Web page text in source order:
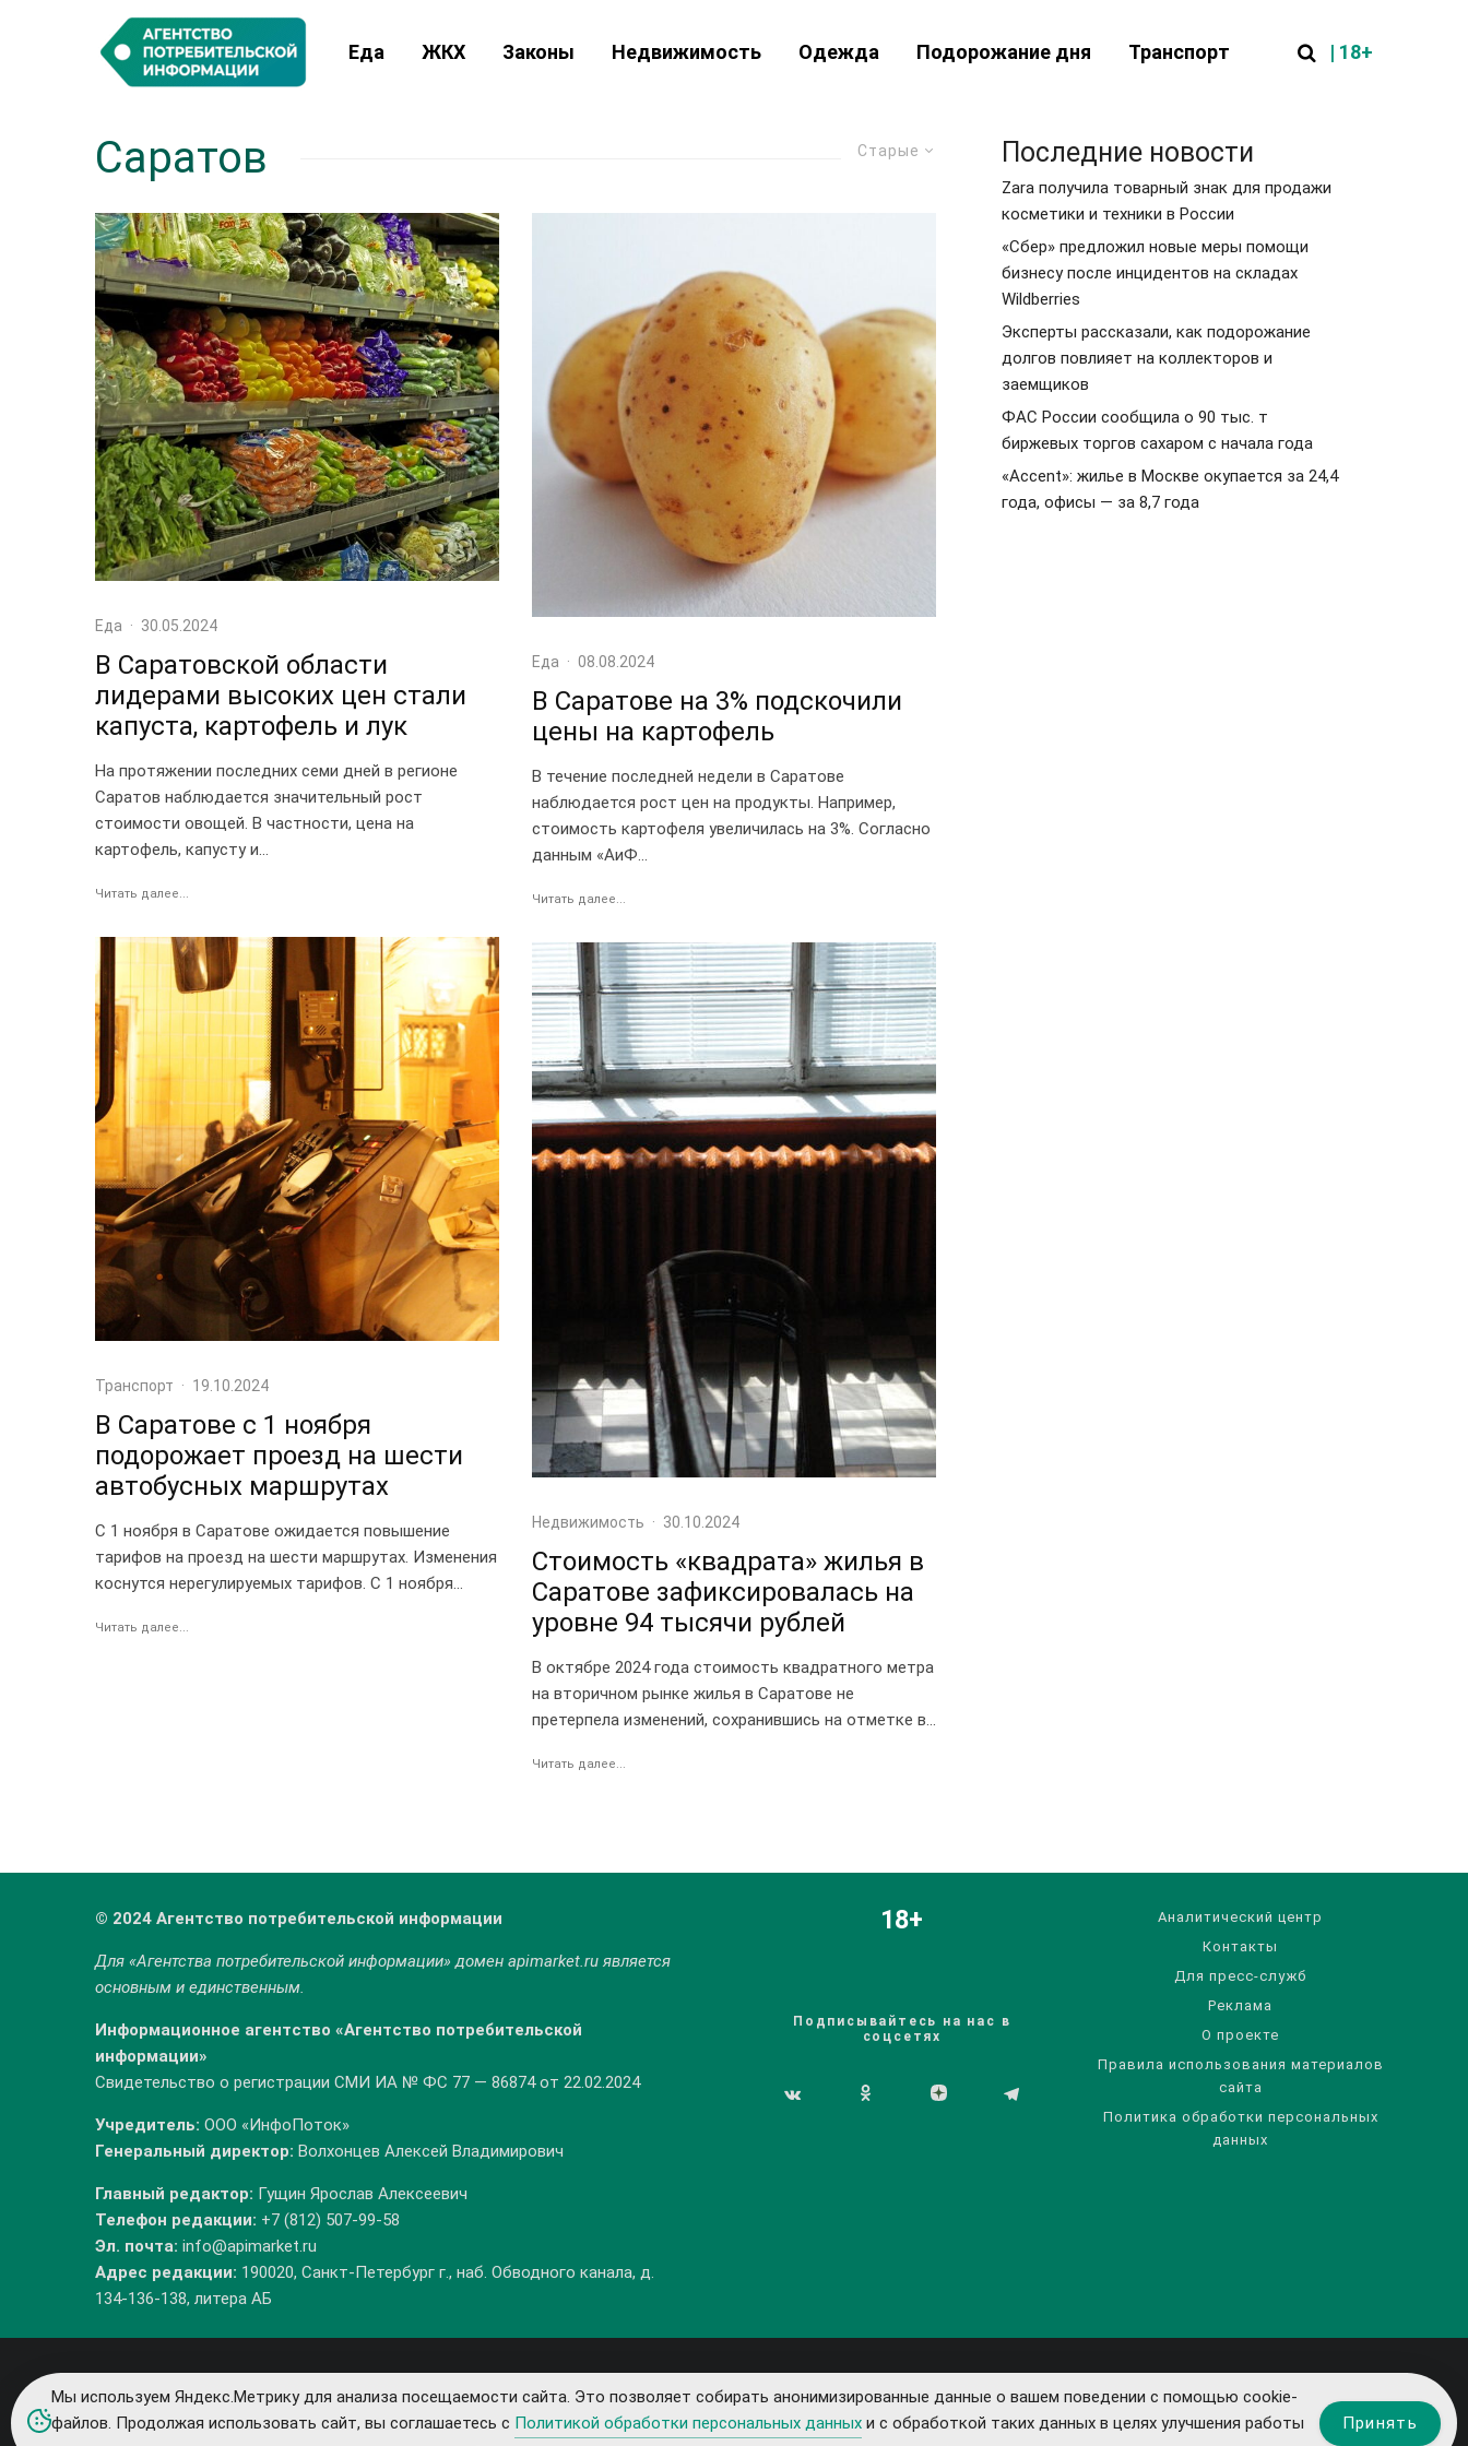
Еда ЖКХ Законы Недвижимость Одежда Подорожание дня Транспорт | 18+
Старые
Саратов
Еда · 30.05.2024
В Саратовской области
лидерами высоких цен стали
капуста, картофель и лук
На протяжении последних семи дней в регионе
Саратов наблюдается значительный рост
стоимости овощей. В частности, цена на
картофель, капусту и...
Читать далее...
Транспорт · 19.10.2024
В Саратове с 1 ноября
подорожает проезд на шести
автобусных маршрутах
С 1 ноября в Саратове ожидается повышение
тарифов на проезд на шести маршрутах. Изменения
коснутся нерегулируемых тарифов. С 1 ноября...
Читать далее...
Еда · 08.08.2024
В Саратове на 3% подскочили
цены на картофель
В течение последней недели в Саратове
наблюдается рост цен на продукты. Например,
стоимость картофеля увеличилась на 3%. Согласно
данным «АиФ...
Читать далее...
Недвижимость · 30.10.2024
Стоимость «квадрата» жилья в
Саратове зафиксировалась на
уровне 94 тысячи рублей
В октябре 2024 года стоимость квадратного метра
на вторичном рынке жилья в Саратове не
претерпела изменений, сохранившись на отметке в...
Читать далее...
Последние новости
Zara получила товарный знак для продажи
косметики и техники в России
«Сбер» предложил новые меры помощи
бизнесу после инцидентов на складах
Wildberries
Эксперты рассказали, как подорожание
долгов повлияет на коллекторов и
заемщиков
ФАС России сообщила о 90 тыс. т
биржевых торгов сахаром с начала года
«Accent»: жилье в Москве окупается за 24,4
года, офисы — за 8,7 года
© 2024 Агентство потребительской информации
Для «Агентства потребительской информации» домен apimarket.ruявляется
основным и единственным.
Информационное агентство «Агентство потребительской
информации»
Свидетельство о регистрации СМИ ИА № ФС 77 — 86874 от 22.02.2024
Учредитель: ООО «ИнфоПоток»
Генеральный директор: Волхонцев Алексей Владимирович
Главный редактор: Гущин Ярослав Алексеевич
Телефон редакции: +7 (812) 507-99-58
Эл. почта: info@apimarket.ru
Адрес редакции: 190020, Санкт-Петербург г., наб. Обводного канала, д.
134-136-138, литера АБ
18+
Подписывайтесь на нас в
соцсетях
Аналитический центр
Контакты
Для пресс-служб
Реклама
О проекте
Правила использования материалов
сайта
Политика обработки персональных
данных
Мы используем Яндекс.Метрику для анализа посещаемости сайта. Это позволяет собирать анонимизированные данные о вашем поведении с помощью cookie-
файлов. Продолжая использовать сайт, вы соглашаетесь с Политикой обработки персональных данных и с обработкой таких данных в целях улучшения работы
Принять